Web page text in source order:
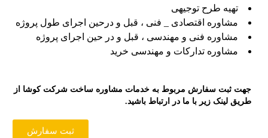
تهیه طرح توجیهی
مشاوره اقتصادی _ فنی ، قبل و درحین اجرای طول پروژه
مشاوره فنی و مهندسی ، قبل و در حین اجرای پروژه
مشاوره تدارکات و مهندسی خرید
جهت ثبت سفارش مربوط به خدمات مشاوره ساخت شرکت کوشا از
طریق لینک زیر با ما در ارتباط باشید.
ثبت سفارش